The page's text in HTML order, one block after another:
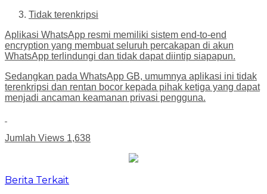
Tidak terenkripsi
Aplikasi WhatsApp resmi memiliki sistem end-to-end
encryption yang membuat seluruh percakapan di akun
WhatsApp terlindungi dan tidak dapat diintip siapapun.
Sedangkan pada WhatsApp GB, umumnya aplikasi ini tidak
terenkripsi dan rentan bocor kepada pihak ketiga yang dapat
menjadi ancaman keamanan privasi pengguna.
Jumlah Views 1,638
Berita Terkait